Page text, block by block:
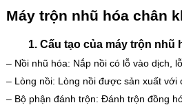
Máy trộn nhũ hóa chân
1. Cấu tạo của máy trộn nhũ
– Nồi nhũ hóa: Nắp nồi có lỗ vào dịch,
– Lòng nồi: Lòng nồi được sản xuất với
– Bộ phận đánh trộn: Đánh trộn đồng